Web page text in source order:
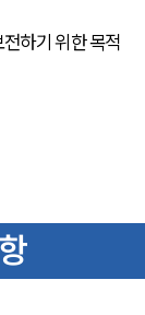
하기 위한 목적